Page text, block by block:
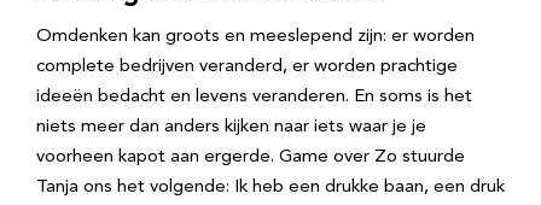
Omdenken kan groots en meeslepend zijn: er worden
complete bedrijven veranderd, er worden prachtige
ideeën bedacht en levens veranderen. En soms is het
niets meer dan anders kijken naar iets waar je je
voorheen kapot aan ergerde. Game over Zo stuurde
Tanja ons het volgende: Ik heb een drukke baan, een druk